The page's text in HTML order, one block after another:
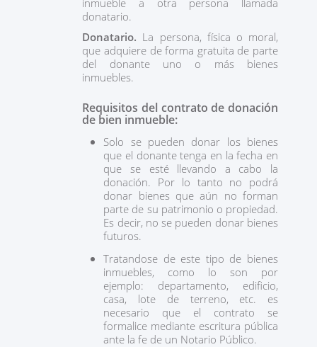
inmueble a otra persona llamada
donatario.
Donatario. La persona, física o moral,
que adquiere de forma gratuita de parte
del donante uno o más bienes
inmuebles.
Requisitos del contrato de donación
de bien inmueble:
Solo se pueden donar los bienes
que el donante tenga en la fecha en
que se esté llevando a cabo la
donación. Por lo tanto no podrá
donar bienes que aún no forman
parte de su patrimonio o propiedad.
Es decir, no se pueden donar bienes
futuros.
Tratandose de este tipo de bienes
inmuebles, como lo son por
ejemplo: departamento, edificio,
casa, lote de terreno, etc. es
necesario que el contrato se
formalice mediante escritura pública
ante la fe de un Notario Público.